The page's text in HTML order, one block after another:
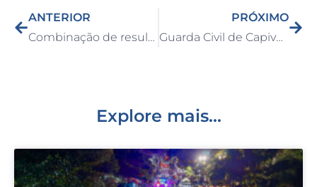
e
b
e
dI
te
r
l
s
A
ANTERIOR
Combinação de resultados coloca o Morada do Sol nas semifinais do Campeonato Veterano de Futebol Amador 2023
PRÓXIMO
Guarda Civil de Capivari prende homem por tráfico de droga
Explore mais...